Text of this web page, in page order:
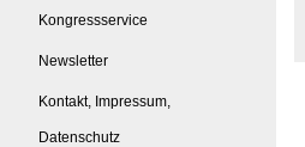
Kongressservice
Newsletter
Kontakt, Impressum,
Datenschutz